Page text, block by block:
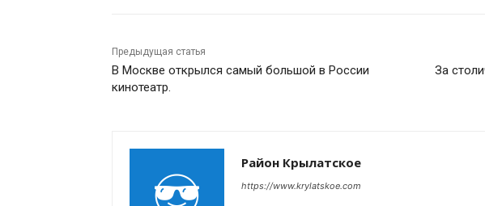
Предыдущая статья
В Москве открылся самый большой в России
кинотеатр.
За
Район Крылатское
https://www.krylatskoe.com